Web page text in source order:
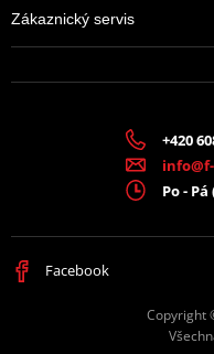
Zákaznický servis
+420
Po -
Facebook
Copyright